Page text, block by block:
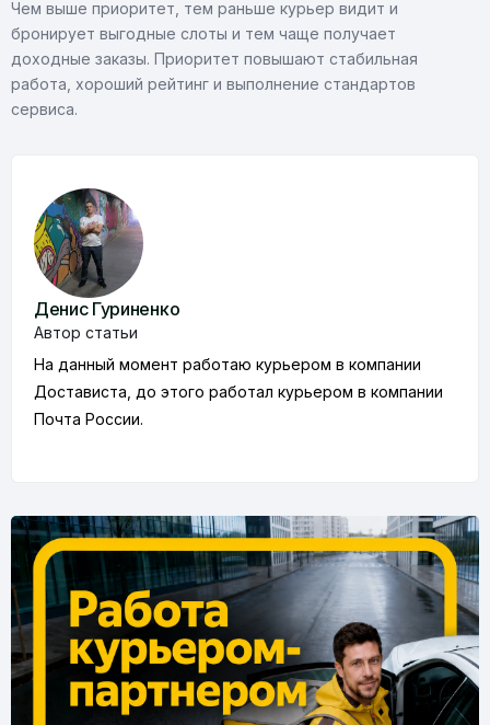
Чем выше приоритет, тем раньше курьер видит и
бронирует выгодные слоты и тем чаще получает
доходные заказы. Приоритет повышают стабильная
работа, хороший рейтинг и выполнение стандартов
сервиса.
Денис Гуриненко
Автор статьи
На данный момент работаю курьером в компании
Достависта, до этого работал курьером в компании
Почта России.